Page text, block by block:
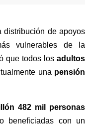
distribución de apoyos
vulnerables de la
que todos los adultos
una pensión
482 mil personas